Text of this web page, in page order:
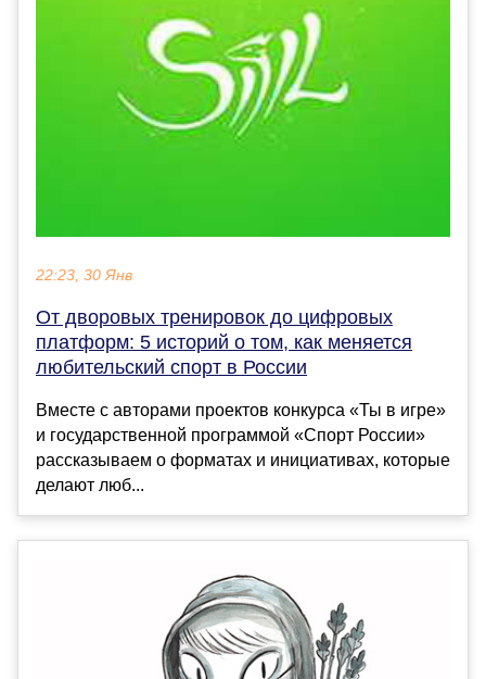
22:23, 30 Янв
От дворовых тренировок до цифровых
платформ: 5 историй о том, как меняется
любительский спорт в России
Вместе с авторами проектов конкурса «Ты в игре»
и государственной программой «Спорт России»
рассказываем о форматах и инициативах, которые
делают люб...